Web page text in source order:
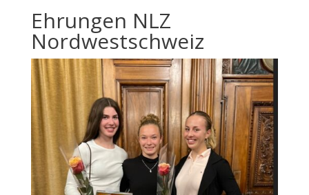
Ehrungen NLZ
Nordwestschweiz